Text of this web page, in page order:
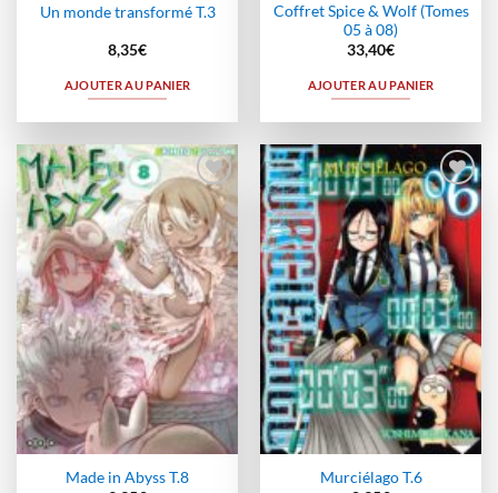
Un monde transformé T.3
8,35€
AJOUTER AU PANIER
Coffret Spice & Wolf (Tomes
05 à 08)
33,40€
AJOUTER AU PANIER
Ajouter
à la
wishlist
Made in Abyss T.8
Ajouter
à la
wishlist
Murciélago T.6